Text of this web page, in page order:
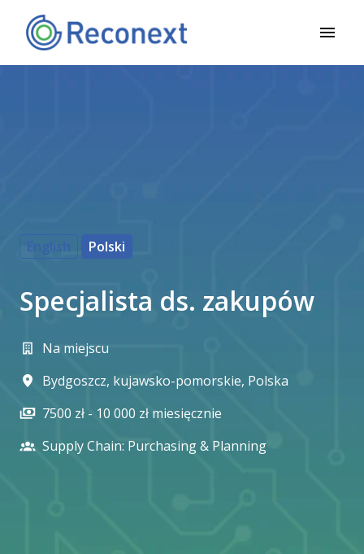
contentHomepage
English Polski
Specjalista ds. zakupów
Na miejscu
Bydgoszcz, kujawsko-pomorskie, Polska
7500 zł - 10 000 zł miesięcznie
Supply Chain: Purchasing & Planning